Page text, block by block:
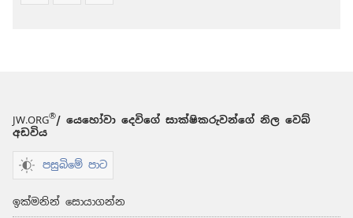
JW.ORG®/ යෙහෝවා දෙවිගේ සාක්ෂිකරුවන්ගේ නිල වෙබ්
අඩවිය
පසුබිමේ පාට
ඉක්මනින් සොයාගන්න